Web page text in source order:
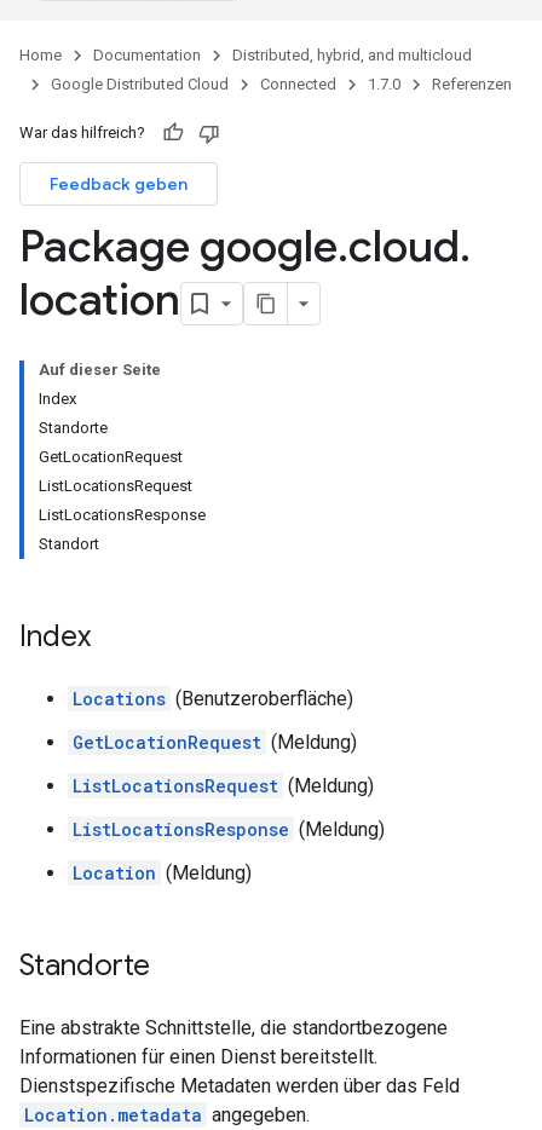
Home Documentation
Distributed, hybrid, and multicloud
Google Distributed Cloud
Connected 1.7.0 Referenzen
War das hilfreich?
Feedback geben
Package google.cloud.
location
Auf dieser Seite
Index
Standorte
GetLocationRequest
ListLocationsRequest
ListLocationsResponse
Standort
Index
Locations (Benutzeroberfläche)
GetLocationRequest (Meldung)
ListLocationsRequest (Meldung)
ListLocationsResponse (Meldung)
Location (Meldung)
Standorte
Eine abstrakte Schnittstelle, die standortbezogene
Informationen für einen Dienst bereitstellt.
Dienstspezifische Metadaten werden über das Feld
Location.metadata angegeben.